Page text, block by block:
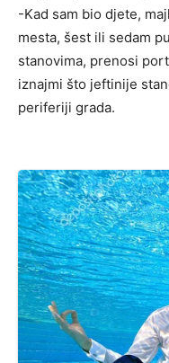
-Kad sam bio djete,
mesta, šest ili sedam
stanovima, prenosi
iznajmi što jeftinije
periferiji grada.